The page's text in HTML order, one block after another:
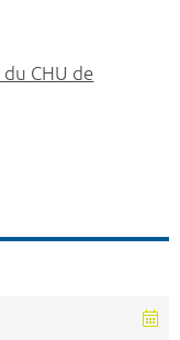
CHU de